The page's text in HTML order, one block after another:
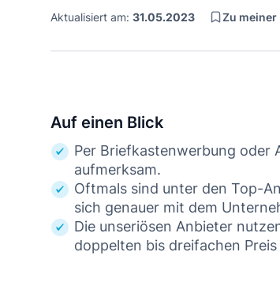
Aktualisiert am: 31.05.2023 Zu
Auf einen Blick
Per Briefkastenwerbung oder
aufmerksam.
Oftmals sind unter den Top-
sich genauer mit dem
Die unseriösen Anbieter
doppelten bis dreifachen Preis